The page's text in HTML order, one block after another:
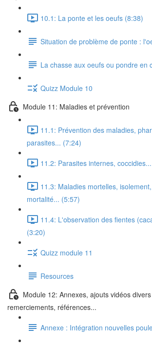
10.1: La ponte et les oeufs (8:38)
Situation de problème de ponte :
La chasse aux oeufs ou pondre en
Quizz Module 10
Module 11: Maladies et prévention
11.1: Prévention des maladies,
parasites... (7:24)
11.2: Parasites internes,
11.3: Maladies mortelles,
mortalité... (5:57)
11.4: L'observation des fientes
(3:20)
Quizz module 11
Resources
Module 12: Annexes, ajouts vidéos
remerciements, références...
Annexe : Intégration nouvelles